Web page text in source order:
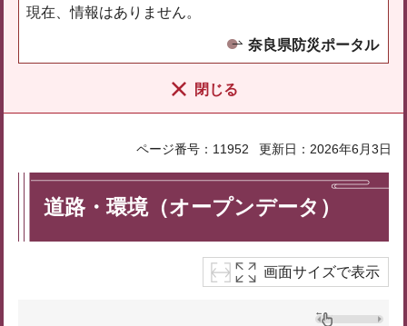
現在、情報はありません。
奈良県防災ポータル
閉じる
ページ番号：11952 更新日：2026年6月3日
道路・環境（オープンデータ）
画面サイズで表示